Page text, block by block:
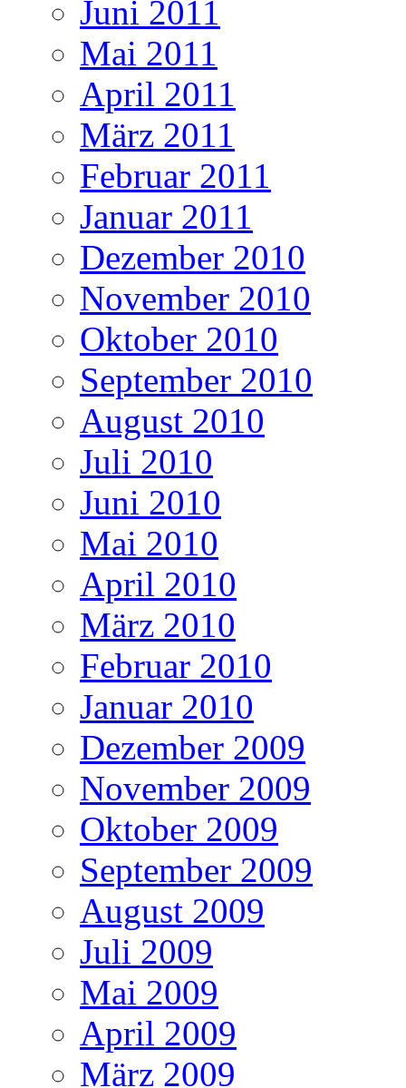
Juni 2011
Mai 2011
April 2011
März 2011
Februar 2011
Januar 2011
Dezember 2010
November 2010
Oktober 2010
September 2010
August 2010
Juli 2010
Juni 2010
Mai 2010
April 2010
März 2010
Februar 2010
Januar 2010
Dezember 2009
November 2009
Oktober 2009
September 2009
August 2009
Juli 2009
Mai 2009
April 2009
März 2009